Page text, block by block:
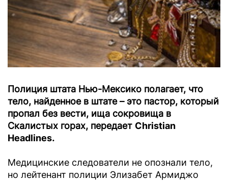
Полиция штата Нью-Мексико полагает, что
тело, найденное в штате – это пастор, который
пропал без вести, ища сокровища в
Скалистых горах, передает Christian
Headlines.
Медицинские следователи не опознали тело,
но лейтенант полиции Элизабет Армиджо